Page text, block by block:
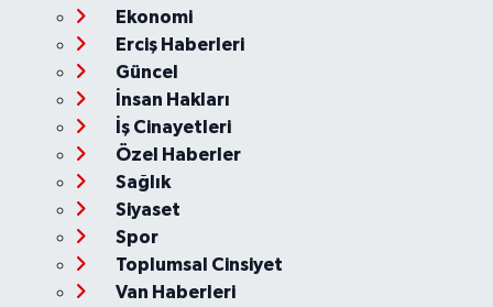
Ekonomi
Erciş Haberleri
Güncel
İnsan Hakları
İş Cinayetleri
Özel Haberler
Sağlık
Siyaset
Spor
Toplumsal Cinsiyet
Van Haberleri